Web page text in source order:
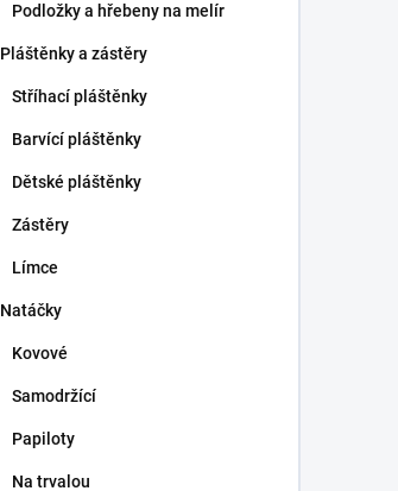
Podložky a hřebeny na melír
Pláštěnky a zástěry
Stříhací pláštěnky
Barvící pláštěnky
Dětské pláštěnky
Zástěry
Límce
Natáčky
Kovové
Samodržící
Papiloty
Na trvalou